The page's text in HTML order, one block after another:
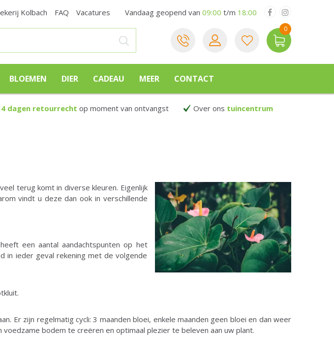
Kolbach FAQ Vacatures Vandaag geopend van 09:00 t/m 18:00
BLOEMEN DIER CADEAU MEER CONTACT
dagen retourrecht op moment van ontvangst Over ons tuincentrum
terug komt in diverse kleuren. Eigenlijk
vindt u deze dan ook in verschillende
een aantal aandachtspunten op het
in ieder geval rekening met de volgende
Er zijn regelmatig cycli: 3 maanden bloei, enkele maanden geen bloei en dan weer
voedzame bodem te creëren en optimaal plezier te beleven aan uw plant.